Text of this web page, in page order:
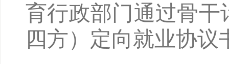
育行政部门通过骨
四方）定向就业协议